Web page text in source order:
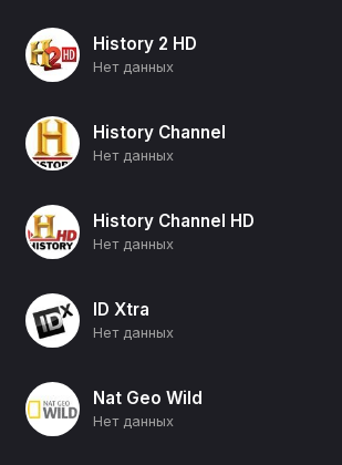
History 2 HD
Нет данных
History Channel
Нет данных
History Channel HD
Нет данных
ID Xtra
Нет данных
Nat Geo Wild
Нет данных